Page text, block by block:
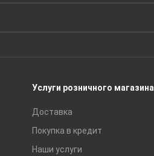
Услуги розничного магазина
Доставка
Покупка в кредит
Наши услуги